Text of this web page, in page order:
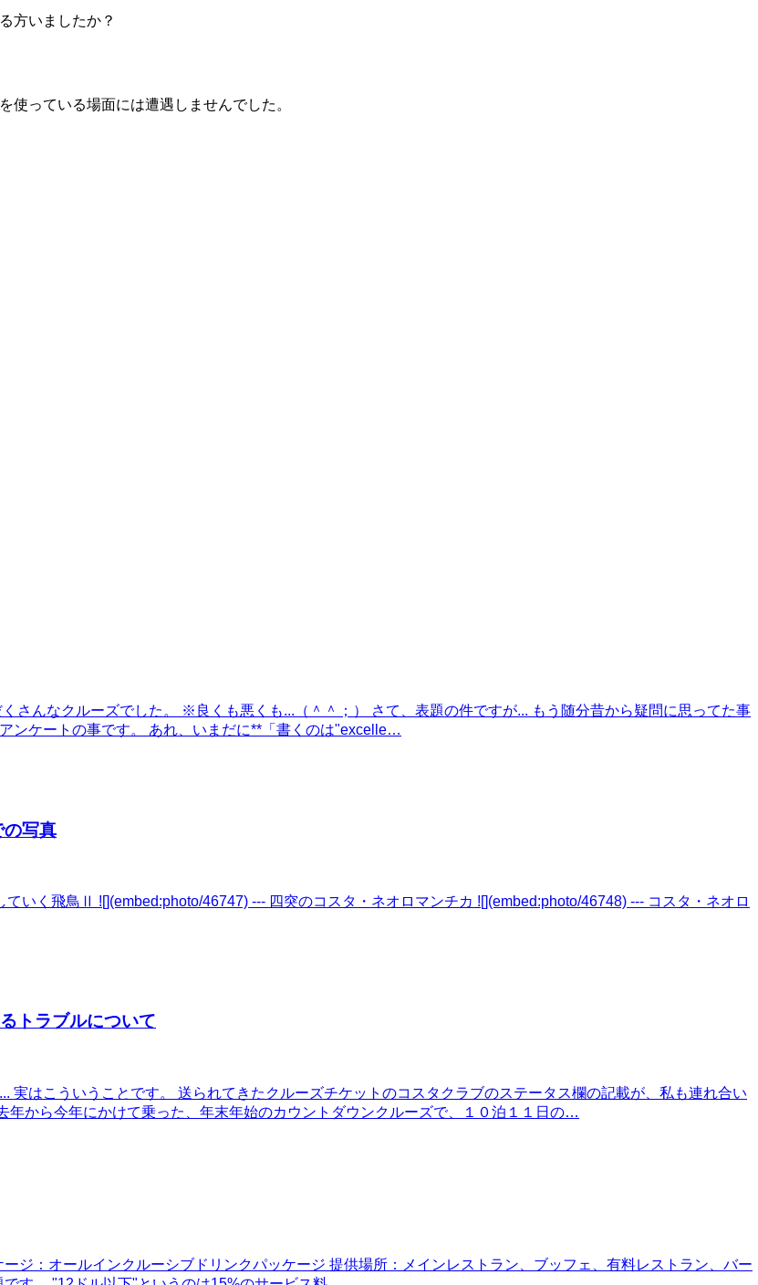
方いましたか？
っている場面には遭遇しませんでした。
さんなクルーズでした。 ※良くも悪くも...（＾＾；） さて、表題の件ですが... もう随分昔から疑問に思ってた事
ンケートの事です。 あれ、いまだに**「書くのは"excelle…
写真
いく飛鳥Ⅱ ![](embed:photo/46747) --- 四突のコスタ・ネオロマンチカ ![](embed:photo/46748) --- コスタ・ネオロ
トラブルについて
実はこういうことです。 送られてきたクルーズチケットのコスタクラブのステータス欄の記載が、私も連れ合い
から今年にかけて乗った、年末年始のカウントダウンクルーズで、１０泊１１日の…
ジ：オールインクルーシブドリンクパッケージ 提供場所：メインレストラン、ブッフェ、有料レストラン、バー